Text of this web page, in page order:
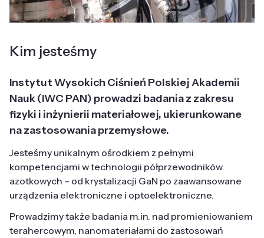
Kim jesteśmy
Instytut Wysokich Ciśnień Polskiej Akademii
Nauk (IWC PAN) prowadzi badania z zakresu
fizyki i inżynierii materiałowej, ukierunkowane
na zastosowania przemysłowe.
Jesteśmy unikalnym ośrodkiem z pełnymi
kompetencjami w technologii półprzewodników
azotkowych – od krystalizacji GaN po zaawansowane
urządzenia elektroniczne i optoelektroniczne.
Prowadzimy także badania m.in. nad promieniowaniem
terahercowym, nanomateriałami do zastosowań